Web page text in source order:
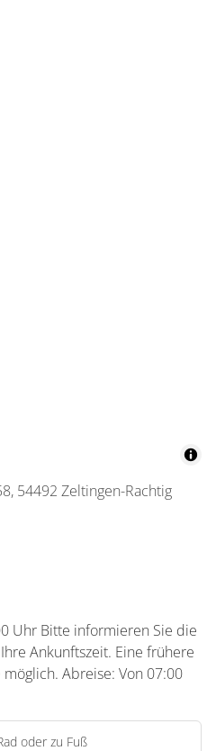
54492 Zeltingen-Rachtig
Uhr Bitte informieren Sie die
Ankunftszeit. Eine frühere
Abreise: Von 07:00
oder zu Fuß